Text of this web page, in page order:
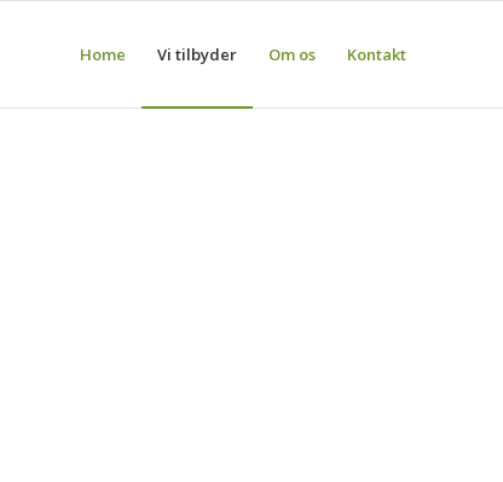
Home Vi tilbyder Om os Kontakt